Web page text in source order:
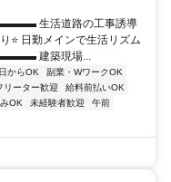
生活道路の工事誘導
⭐ 日勤メインで生活リズム
建築現場...
からOK
副業・WワークOK
リーター歓迎
給料前払いOK
OK 未経験者歓迎
午前